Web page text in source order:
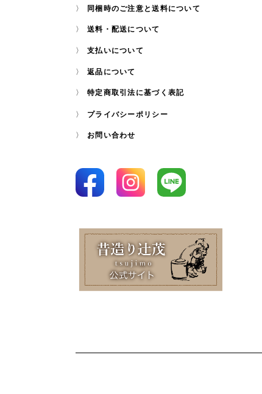
同梱時のご注意と送料について
送料・配送について
支払いについて
返品について
特定商取引法に基づく表記
プライバシーポリシー
お問い合わせ